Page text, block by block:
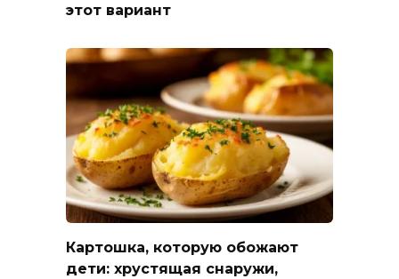
этот вариант
Картошка, которую обожают
дети: хрустящая снаружи,